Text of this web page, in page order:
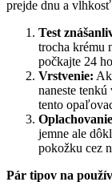
prejde dnu a
Test
trocha krému
počkajte 24
Vrstvenie:
naneste
tento
jemne ale
pokožku cez
Pár tipov na